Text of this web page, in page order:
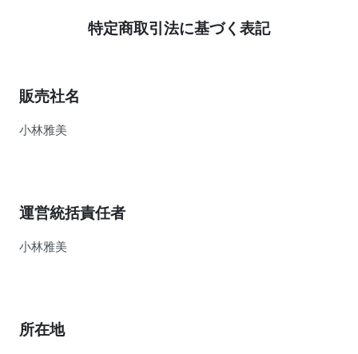
特定商取引法に基づく表記
販売社名
小林雅美
運営統括責任者
小林雅美
所在地